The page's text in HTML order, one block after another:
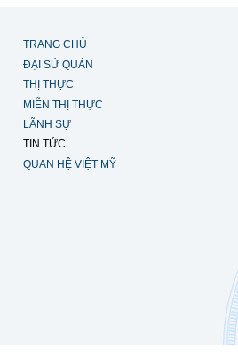
TRANG CHỦ
ĐẠI SỨ QUÁN
THỊ THỰC
MIỄN THỊ THỰC
LÃNH SỰ
TIN TỨC
QUAN HỆ VIỆT MỸ